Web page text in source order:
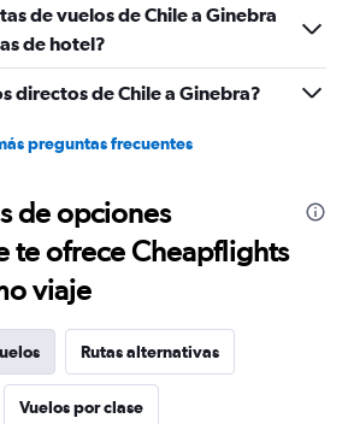
de vuelos de Chile a Ginebra
de hotel?
directos de Chile a Ginebra?
preguntas frecuentes
de opciones
te ofrece Cheapflights
viaje
Rutas alternativas
Vuelos por clase